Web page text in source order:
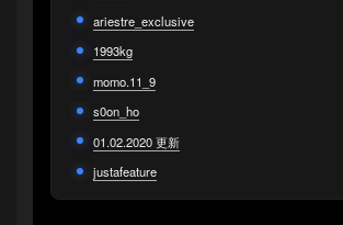
ariestre_exclusive
1993kg
momo.11_9
s0on_ho
01.02.2020 更新
justafeature